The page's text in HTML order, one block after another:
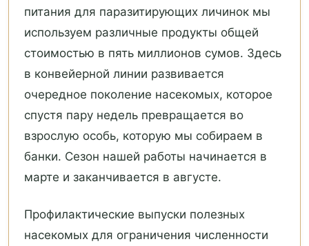
питания для паразитирующих личинок мы
используем различные продукты общей
стоимостью в пять миллионов сумов. Здесь
в конвейерной линии развивается
очередное поколение насекомых, которое
спустя пару недель превращается во
взрослую особь, которую мы собираем в
банки. Сезон нашей работы начинается в
марте и заканчивается в августе.
Профилактические выпуски полезных
насекомых для ограничения численности